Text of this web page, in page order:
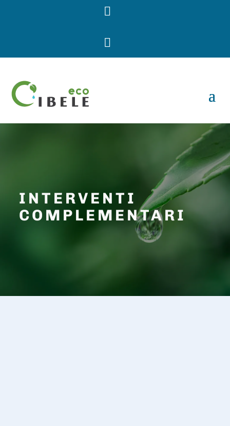


INTERVENTI
COMPLEMENTARI